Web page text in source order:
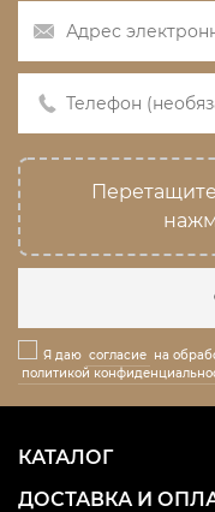
Я даю согласие на
политикой
КАТАЛОГ
ДОСТАВКА И